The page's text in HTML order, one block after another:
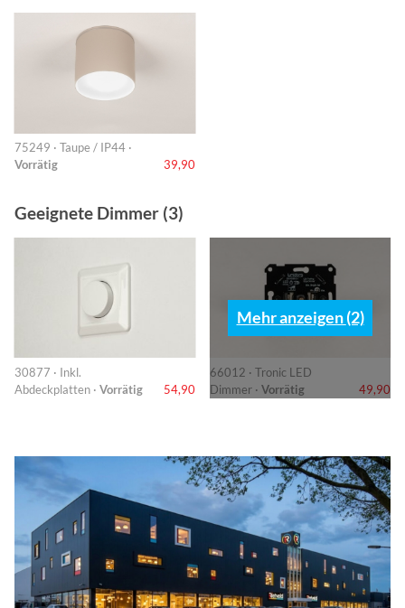
75249 · Taupe / IP44 ·
Vorrätig
39,90
Geeignete Dimmer (3)
30877 · Inkl.
Abdeckplatten · Vorrätig 54,90
66012 · Tronic LED
Dimmer · Vorrätig 49,90
Mehr anzeigen (2)